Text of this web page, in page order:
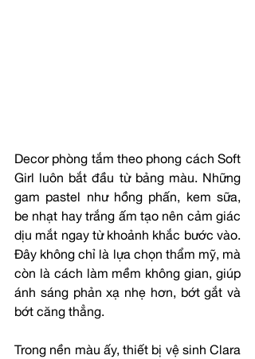
Decor phòng tắm theo phong cách Soft
Girl luôn bắt đầu từ bảng màu. Những
gam pastel như hồng phấn, kem sữa,
be nhạt hay trắng ấm tạo nên cảm giác
dịu mắt ngay từ khoảnh khắc bước vào.
Đây không chỉ là lựa chọn thẩm mỹ, mà
còn là cách làm mềm không gian, giúp
ánh sáng phản xạ nhẹ hơn, bớt gắt và
bớt căng thẳng.
Trong nền màu ấy, thiết bị vệ sinh Clara